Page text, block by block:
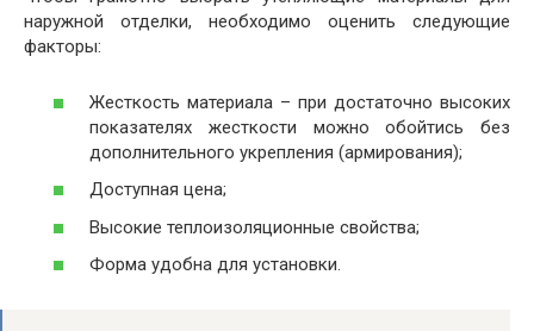
наружной отделки, необходимо оценить следующие
факторы:
Жесткость материала – при достаточно высоких
показателях жесткости можно обойтись без
дополнительного укрепления (армирования);
Доступная цена;
Высокие теплоизоляционные свойства;
Форма удобна для установки.